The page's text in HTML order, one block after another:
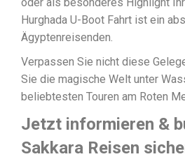
oder als besonderes Highlight
Hurghada U-Boot Fahrt ist ein
Ägyptenreisenden.
Verpassen Sie nicht diese
Sie die magische Welt unter
beliebtesten Touren am Roten
Jetzt informieren &
Sakkara Reisen